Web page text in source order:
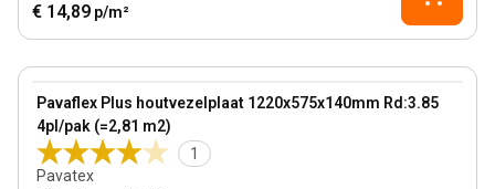
€ 14,89 p/m²
Pavaflex Plus houtvezelplaat 1220x575x140mm Rd:3.85
4pl/pak (=2,81 m2)
1
Pavatex
View product